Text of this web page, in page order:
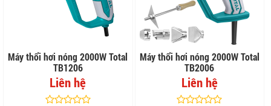
Máy thổi hơi nóng 2000W Total
TB1206
Liên hệ
Máy thổi hơi nóng 2000W Total
TB2006
Liên hệ